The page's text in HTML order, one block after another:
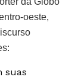
oeste,
suas